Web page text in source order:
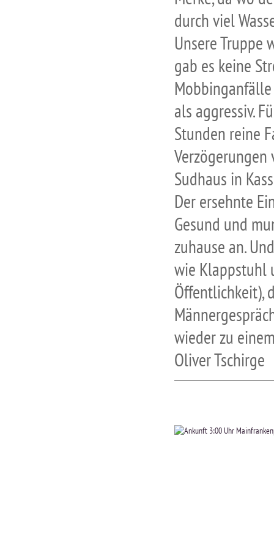
durch viel
Unsere Truppe
gab es keine
als aggressiv.
Stunden reine
Verzögerungen
Sudhaus in
Der ersehnte
Gesund und
zuhause an.
wie Klappstuhl
Öffentlichkeit),
wieder zu
Oliver Tschirge